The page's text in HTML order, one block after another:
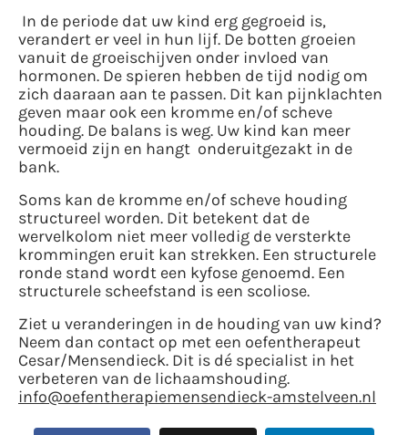
In de periode dat uw kind erg gegroeid is,
verandert er veel in hun lijf. De botten groeien
vanuit de groeischijven onder invloed van
hormonen. De spieren hebben de tijd nodig om
zich daaraan aan te passen. Dit kan pijnklachten
geven maar ook een kromme en/of scheve
houding. De balans is weg. Uw kind kan meer
vermoeid zijn en hangt onderuitgezakt in de
bank.
Soms kan de kromme en/of scheve houding
structureel worden. Dit betekent dat de
wervelkolom niet meer volledig de versterkte
krommingen eruit kan strekken. Een structurele
ronde stand wordt een kyfose genoemd. Een
structurele scheefstand is een scoliose.
Ziet u veranderingen in de houding van uw kind?
Neem dan contact op met een oefentherapeut
Cesar/Mensendieck. Dit is dé specialist in het
verbeteren van de lichaamshouding.
info@oefentherapiemensendieck-amstelveen.nl